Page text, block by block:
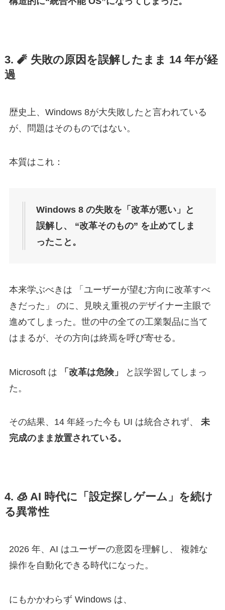
3. 🧨 失敗の原因を誤解したまま 14 年が経
過
歴史上、Windows 8が大失敗したと言われている
が、問題はそのものではない。
本質はこれ：
Windows 8 の失敗を「改革が悪い」と
誤解し、
“改革そのもの” を止めてしま
ったこと。
本来学ぶべきは 「ユーザーが望む方向に改革すべ
きだった」 のに、見映え重視のデザイナー主眼で
進めてしまった。世の中の全ての工業製品に当て
はまるが、その方向は終焉を呼び寄せる。
Microsoft は 「改革は危険」
と誤学習してしまっ
た。
その結果、14 年経った今も UI は統合されず、 未
完成のまま放置されている。
4. 🧊 AI 時代に「設定探しゲーム」を続け
る異常性
2026 年、AI はユーザーの意図を理解し、 複雑な
操作を自動化できる時代になった。
にもかかわらず Windows は、